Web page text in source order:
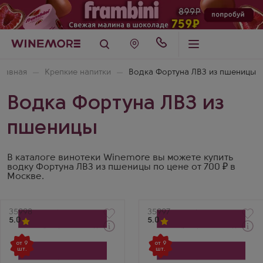
Крепкие напитки Водка Фортуна ЛВЗ из пшеницы
Водка Фортуна ЛВЗ из
пшеницы
В каталоге винотеки Winemore вы можете купить
водку Фортуна ЛВЗ из пшеницы по цене от 700 ₽ в
Москве.
Артикул
35998
5.0
от 9
шт.
Забрать сегодня
Водка
Чайковский Симфони
Артикул
35997
5.0
от 9
шт.
Через 1-2 дня
Водка
Чайковский Симфони